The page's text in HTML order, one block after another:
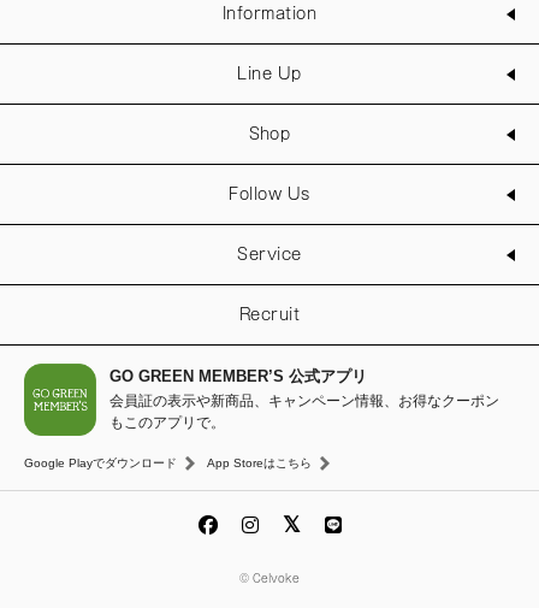
Information
Line Up
Shop
Follow Us
Service
Recruit
GO GREEN MEMBER’S 公式アプリ
会員証の表示や新商品、キャンペーン情報、お得なクーポン
もこのアプリで。
Google Playでダウンロード App Storeはこちら
© Celvoke